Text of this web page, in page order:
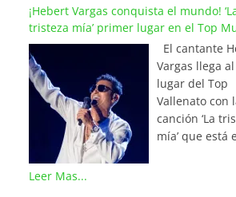
¡Hebert Vargas conquista el mundo!
tristeza mía’ primer lugar en el Top
del Vallenato
El cantante
Vargas llega
lugar del Top
Vallenato con
canción ‘La
mía’ que está
Leer Mas...